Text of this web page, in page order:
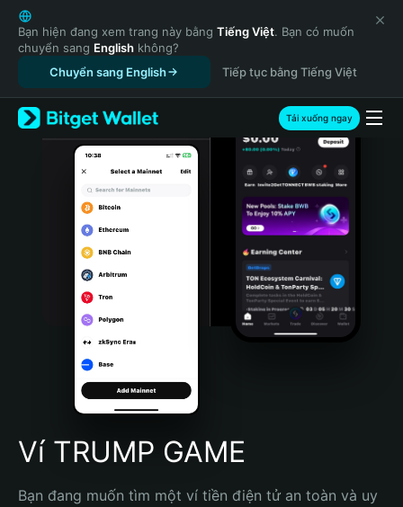
English
日本語
Tiếng Việt
Русский
Español (Latinoamérica)
Türkçe
Italiano
Português (Portugal)
Bahasa Indonesia
Português (Brasil)
Español (Argentina)
Bạn hiện đang xem trang này bằng Tiếng Việt. Bạn có muốn
chuyển sang English không?
Chuyển sang English
Tiếp tục bằng Tiếng Việt
Tải xuống ngay
Ví TRUMP GAME
Bạn đang muốn tìm một ví tiền điện tử an toàn và uy